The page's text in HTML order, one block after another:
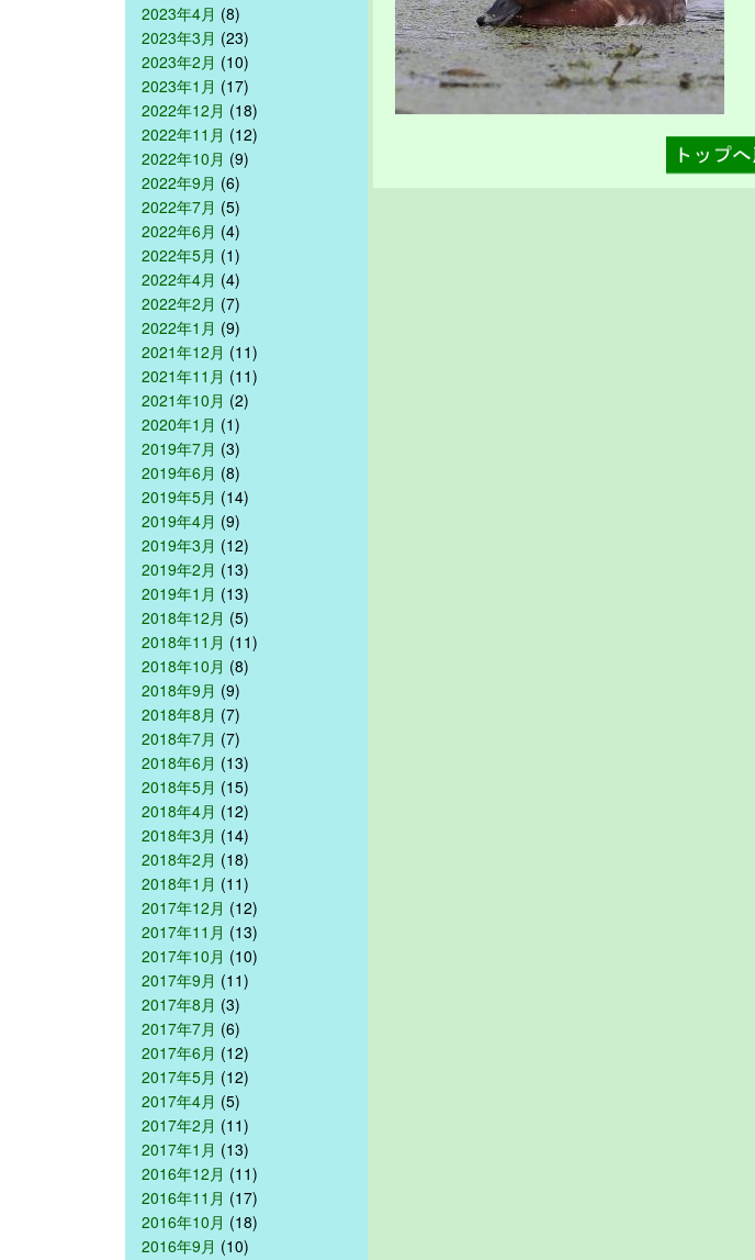
2023年4月 (8)
2023年3月 (23)
2023年2月 (10)
2023年1月 (17)
2022年12月 (18)
2022年11月 (12)
2022年10月 (9)
2022年9月 (6)
2022年7月 (5)
2022年6月 (4)
2022年5月 (1)
2022年4月 (4)
2022年2月 (7)
2022年1月 (9)
2021年12月 (11)
2021年11月 (11)
2021年10月 (2)
2020年1月 (1)
2019年7月 (3)
2019年6月 (8)
2019年5月 (14)
2019年4月 (9)
2019年3月 (12)
2019年2月 (13)
2019年1月 (13)
2018年12月 (5)
2018年11月 (11)
2018年10月 (8)
2018年9月 (9)
2018年8月 (7)
2018年7月 (7)
2018年6月 (13)
2018年5月 (15)
2018年4月 (12)
2018年3月 (14)
2018年2月 (18)
2018年1月 (11)
2017年12月 (12)
2017年11月 (13)
2017年10月 (10)
2017年9月 (11)
2017年8月 (3)
2017年7月 (6)
2017年6月 (12)
2017年5月 (12)
2017年4月 (5)
2017年2月 (11)
2017年1月 (13)
2016年12月 (11)
2016年11月 (17)
2016年10月 (18)
2016年9月 (10)